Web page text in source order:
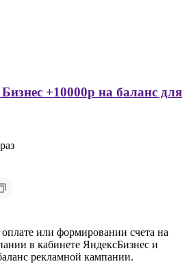
+10000р на баланс для
раз
или формировании счета на
в кабинете ЯндексБизнес и
рекламной кампании.